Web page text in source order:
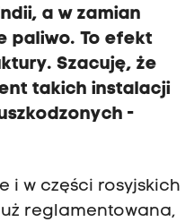
a w zamian
paliwo. To efekt
Szacuję, że
takich instalacji
-
i w części rosyjskich
reglamentowana,